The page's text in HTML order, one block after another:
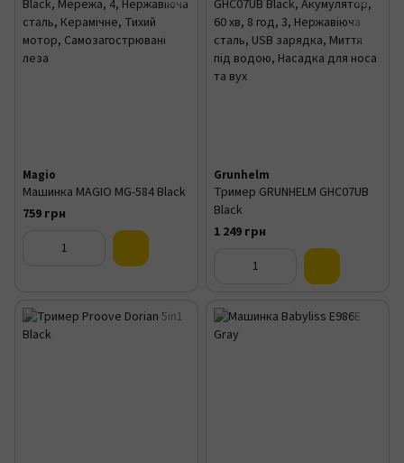
Magio
Машинка MAGIO МG-584 Black
759 грн
Grunhelm
Тример GRUNHELM GHC07UB
Black
1 249 грн